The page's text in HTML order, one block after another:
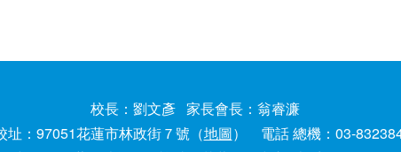
校長：劉文彥 家長會長：翁睿濂
址：97051花蓮市林政街７號（地圖） 電話 總機：03-